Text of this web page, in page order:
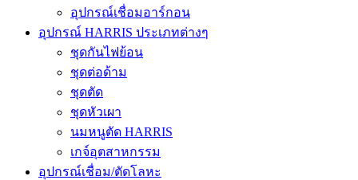
อุปกรณ์เชื่อมอาร์กอน
อุปกรณ์ HARRIS ประเภทต่างๆ
ชุดกันไฟย้อน
ชุดต่อด้าม
ชุดตัด
ชุดหัวเผา
นมหนูตัด HARRIS
เกจ์อุตสาหกรรม
อุปกรณ์เชื่อม/ตัดโลหะ